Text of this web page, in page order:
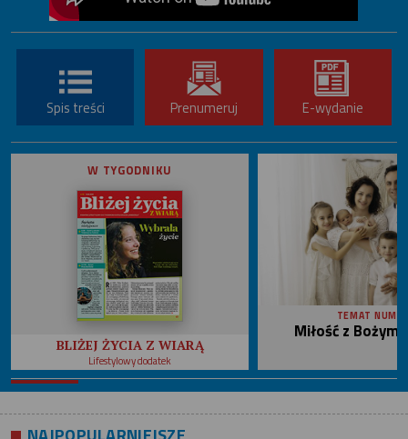
Spis treści Prenumeruj E-wydanie
W TYGODNIKU
BLIŻEJ ŻYCIA Z WIARĄ
Lifestylowy dodatek
TEMAT
Miłość z